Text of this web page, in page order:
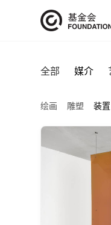
全部 媒介
绘画 雕塑 装置